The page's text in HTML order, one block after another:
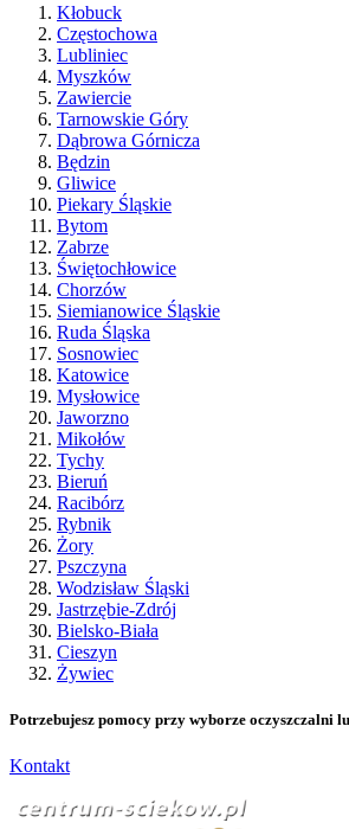
Kłobuck
Częstochowa
Lubliniec
Myszków
Zawiercie
Tarnowskie Góry
Dąbrowa Górnicza
Będzin
Gliwice
Piekary Śląskie
Bytom
Zabrze
Świętochłowice
Chorzów
Siemianowice Śląskie
Ruda Śląska
Sosnowiec
Katowice
Mysłowice
Jaworzno
Mikołów
Tychy
Bieruń
Racibórz
Rybnik
Żory
Pszczyna
Wodzisław Śląski
Jastrzębie-Zdrój
Bielsko-Biała
Cieszyn
Żywiec
Potrzebujesz pomocy przy wyborze oczyszczalni
Kontakt